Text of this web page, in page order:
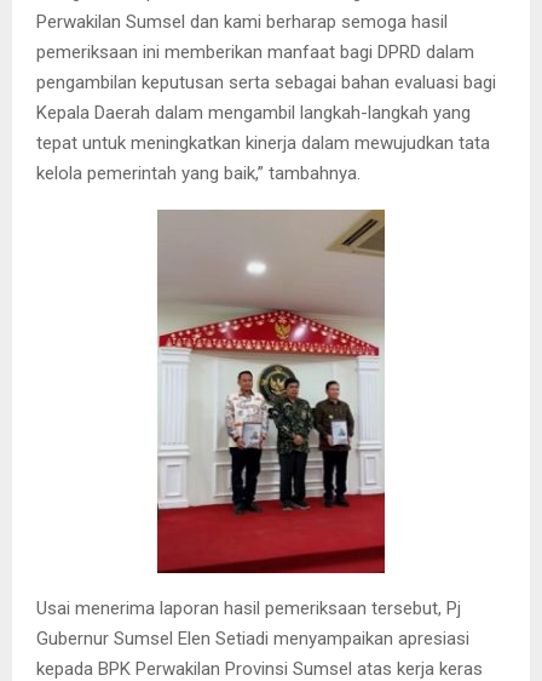
Perwakilan Sumsel dan kami berharap semoga hasil
pemeriksaan ini memberikan manfaat bagi DPRD dalam
pengambilan keputusan serta sebagai bahan evaluasi bagi
Kepala Daerah dalam mengambil langkah-langkah yang
tepat untuk meningkatkan kinerja dalam mewujudkan tata
kelola pemerintah yang baik,” tambahnya.
Usai menerima laporan hasil pemeriksaan tersebut, Pj
Gubernur Sumsel Elen Setiadi menyampaikan apresiasi
kepada BPK Perwakilan Provinsi Sumsel atas kerja keras